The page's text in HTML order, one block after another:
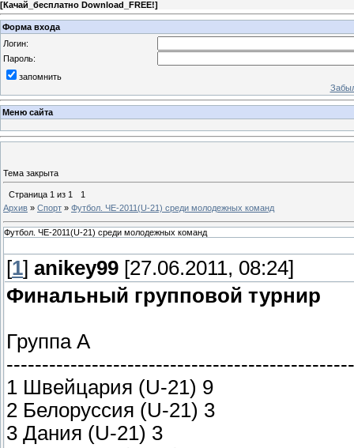
[Качай_бесплатно Download_FREE!]
Форма входа
Логин:
Пароль:
запомнить
Меню сайта
Тема закрыта
Страница 1 из 1
1
Архив » Спорт » Футбол. ЧЕ-2011(U-21) среди молодежных команд
Футбол. ЧЕ-2011(U-21) среди молодежных команд
[1] anikey99 [27.06.2011, 08:24]
Финальный групповой турнир
Группа A
1 Швейцария (U-21) 9
2 Белоруссия (U-21) 3
3 Дания (U-21) 3